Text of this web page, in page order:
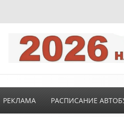
РЕКЛАМА РАСПИСАНИЕ